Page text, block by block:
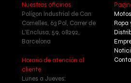
Nuestras oficinas
Polígon Industrial de Can
Comelles, 63 Pol, Carrer de
L'Enclusa, 59, 08292,
Barcelona
Horario de atención al
cliente
Lunes a Jueves:
Motos
Ropa